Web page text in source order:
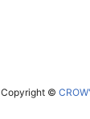
Copyright ©